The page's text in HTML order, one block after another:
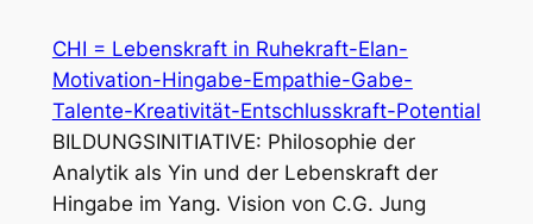
Inhalt
springen
CHI = Lebenskraft in Ruhekraft-Elan-
Motivation-Hingabe-Empathie-Gabe-
Talente-Kreativität-Entschlusskraft-Potential
BILDUNGSINITIATIVE: Philosophie der
Analytik als Yin und der Lebenskraft der
Hingabe im Yang. Vision von C.G. Jung